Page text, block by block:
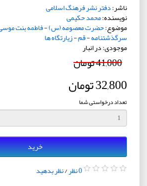
ناشر:دفتر نشر فرهنگ اسلامی
نویسنده:محمد حکیمی
موضوع:حضرت معصومه (س)-فاطمه بنت
سرگذشتنامه-قم-زیارتگاه ها
موجودی: در انبار
41,000 تومان
32,800 تومان
تعداد درخواستی شما
خرید
0 نظر /نظر بدهید